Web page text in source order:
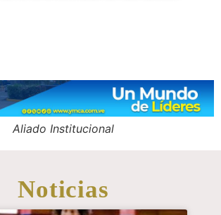
Aliado Institucional
Noticias